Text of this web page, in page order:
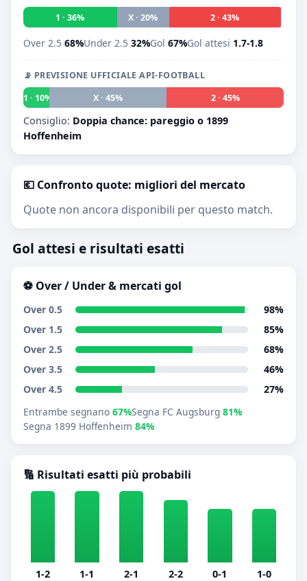
1 · 36% X · 20% 2 · 43%
Over 2.5 68%Under 2.5 32%Gol 67%Gol attesi 1.7-1.8
📡 PREVISIONE UFFICIALE API-FOOTBALL
1 · 10%
X · 45% 2 · 45%
Consiglio: Doppia chance: pareggio o 1899
Hoffenheim
💶 Confronto quote: migliori del mercato
Quote non ancora disponibili per questo match.
Gol attesi e risultati esatti
⚽ Over / Under & mercati gol
Over 0.5
98%
Over 1.5
85%
Over 2.5
68%
Over 3.5
46%
Over 4.5
27%
Entrambe segnano 67%Segna FC Augsburg 81%
Segna 1899 Hoffenheim 84%
🔢 Risultati esatti più probabili
1-2 1-1 2-1 2-2 0-1 1-0